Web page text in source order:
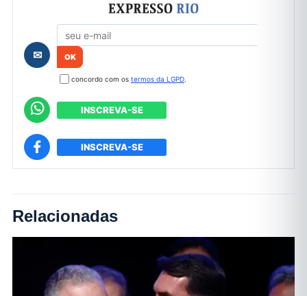
Formulário de cadastro
✉
concordo com os termos da LGPD.
INSCREVA-SE
INSCREVA-SE
Relacionadas